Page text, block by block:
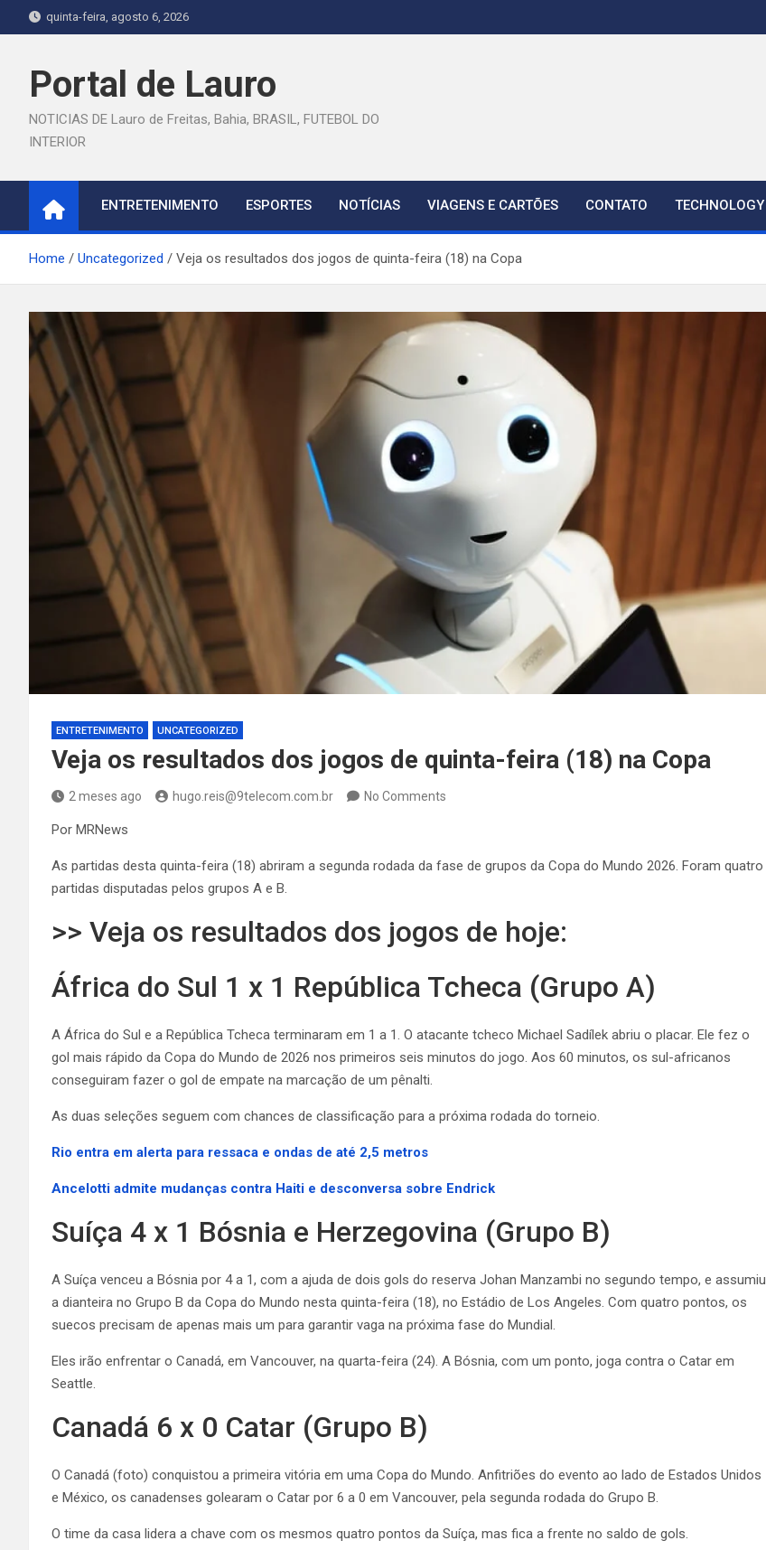
to
quinta-feira, agosto 6, 2026
Portal de Lauro
NOTICIAS DE Lauro de Freitas, Bahia, BRASIL, FUTEBOL DO
INTERIOR
ENTRETENIMENTO ESPORTES NOTÍCIAS VIAGENS E CARTÕES CONTATO TECHNOLOGY
Home Uncategorized Veja os resultados dos jogos de quinta-feira (18) na Copa
ENTRETENIMENTO UNCATEGORIZED
Veja os resultados dos jogos de quinta-feira (18) na Copa
2 meses ago hugo.reis@9telecom.com.br No Comments
Por MRNews
As partidas desta quinta-feira (18) abriram a segunda rodada da fase de grupos da Copa do Mundo 2026. Foram quatro
partidas disputadas pelos grupos A e B.
>> Veja os resultados dos jogos de hoje:
África do Sul 1 x 1 República Tcheca (Grupo A)
A África do Sul e a República Tcheca terminaram em 1 a 1. O atacante tcheco Michael Sadílek abriu o placar. Ele fez o
gol mais rápido da Copa do Mundo de 2026 nos primeiros seis minutos do jogo. Aos 60 minutos, os sul-africanos
conseguiram fazer o gol de empate na marcação de um pênalti.
As duas seleções seguem com chances de classificação para a próxima rodada do torneio.
Rio entra em alerta para ressaca e ondas de até 2,5 metros
Ancelotti admite mudanças contra Haiti e desconversa sobre Endrick
Suíça 4 x 1 Bósnia e Herzegovina (Grupo B)
A Suíça venceu a Bósnia por 4 a 1, com a ajuda de dois gols do reserva Johan Manzambi no segundo tempo, e assumiu
a dianteira no Grupo B da Copa do Mundo nesta quinta-feira (18), no Estádio de Los Angeles. Com quatro pontos, os
suecos precisam de apenas mais um para garantir vaga na próxima fase do Mundial.
Eles irão enfrentar o Canadá, em Vancouver, na quarta-feira (24). A Bósnia, com um ponto, joga contra o Catar em
Seattle.
Canadá 6 x 0 Catar (Grupo B)
O Canadá (foto) conquistou a primeira vitória em uma Copa do Mundo. Anfitriões do evento ao lado de Estados Unidos
e México, os canadenses golearam o Catar por 6 a 0 em Vancouver, pela segunda rodada do Grupo B.
O time da casa lidera a chave com os mesmos quatro pontos da Suíça, mas fica a frente no saldo de gols.